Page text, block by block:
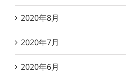
2020年8月
2020年7月
2020年6月